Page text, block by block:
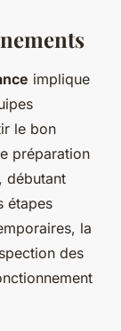
implique
le bon
préparation
débutant
étapes
la
des